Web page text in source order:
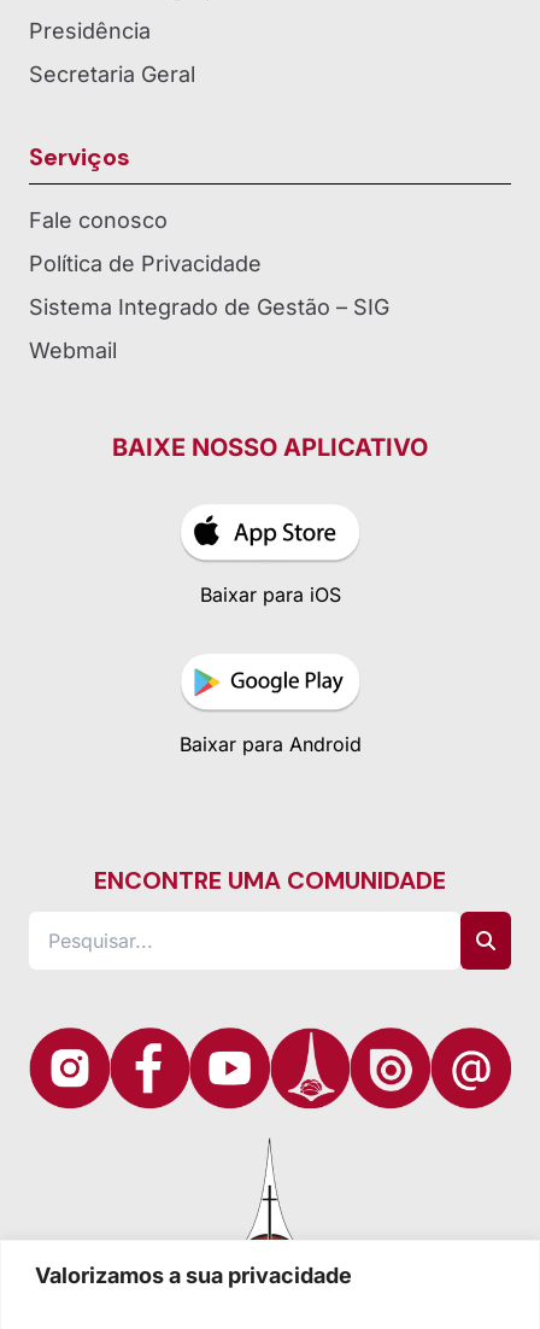
Valorizamos a sua privacidade
Presidência
Secretaria Geral
Serviços
Fale conosco
Política de Privacidade
Sistema Integrado de Gestão – SIG
Webmail
BAIXE NOSSO APLICATIVO
Baixar para iOS
Baixar para Android
ENCONTRE UMA COMUNIDADE